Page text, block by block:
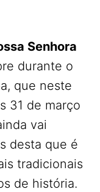
Senhora
durante o
que neste
31 de março
vai
desta que é
tradicionais
de história.